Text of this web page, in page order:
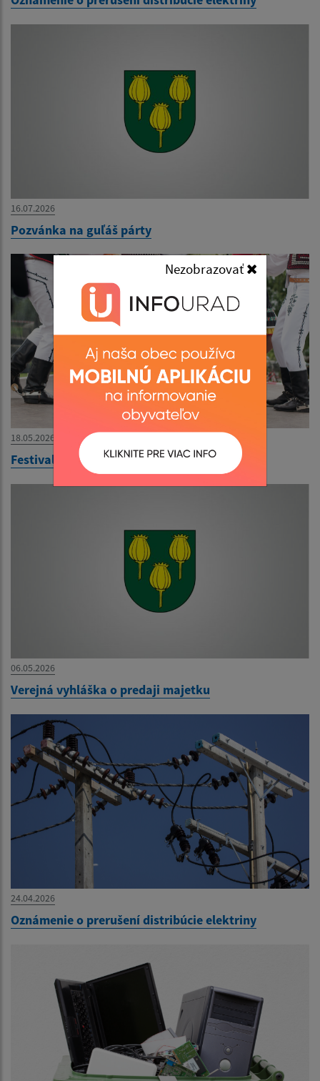
Nezobrazovať
16.07.2026
Pozvánka na guľáš párty
18.05.2026
Festival Miková
06.05.2026
Verejná vyhláška o predaji majetku
24.04.2026
Oznámenie o prerušení distribúcie elektriny